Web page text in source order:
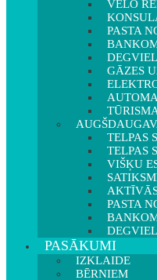
VELO
PASTA
GĀZES
TELPAS
TELPAS
VIŠĶU
PASTA
PASĀKUMI
IZKLAIDE
BĒRNIEM